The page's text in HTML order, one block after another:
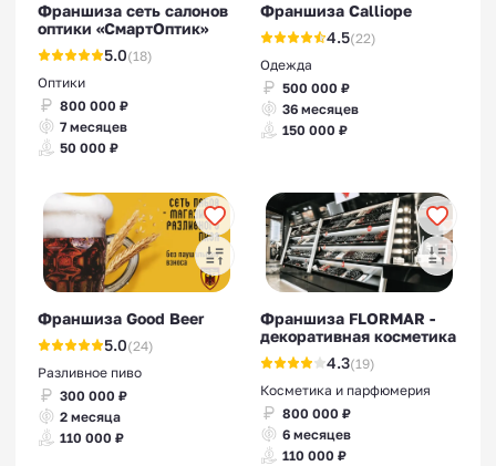
Франшиза сеть салонов
оптики «СмартОптик»
5.0(18)
Оптики
800 000 ₽
7 месяцев
50 000 ₽
Франшиза Calliope
4.5(22)
Одежда
500 000 ₽
36 месяцев
150 000 ₽
Франшиза Good Beer
5.0(24)
Разливное пиво
300 000 ₽
2 месяца
110 000 ₽
Франшиза FLORMAR -
декоративная косметика
4.3(19)
Косметика и парфюмерия
800 000 ₽
6 месяцев
110 000 ₽